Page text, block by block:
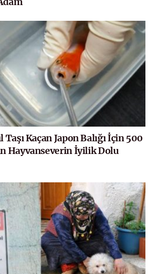
Taşı Kaçan Japon Balığı İçin 500
Hayvanseverin İyilik Dolu